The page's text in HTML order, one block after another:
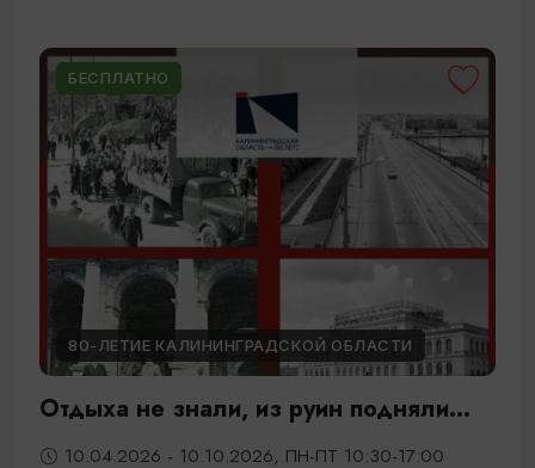
БЕСПЛАТНО
80-ЛЕТИЕ КАЛИНИНГРАДСКОЙ ОБЛАСТИ
Отдыха не знали, из руин подняли...
10.04.2026 - 10.10.2026, ПН-ПТ 10:30-17:00